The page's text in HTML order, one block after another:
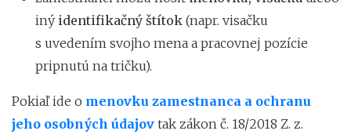
iný identifikačný štítok (napr. visačku
s uvedením svojho mena a pracovnej pozície
pripnutú na tričku).
Pokiaľ ide o menovku zamestnanca a ochranu
jeho osobných údajov tak zákon č. 18/2018 Z. z.